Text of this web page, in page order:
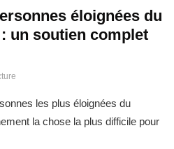
éloignées du
un soutien complet
les plus éloignées du
la chose la plus difficile pour